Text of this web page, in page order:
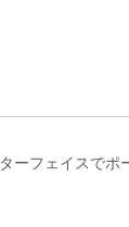
ーフェイスでポ